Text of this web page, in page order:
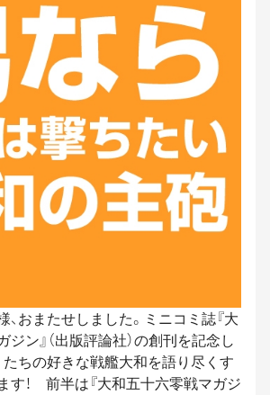
おまたせしました。ミニコミ誌『大
ン』（出版評論社）の創刊を記念し
たちの好きな戦艦大和を語り尽くす
す！ 前半は『大和五十六零戦マガジ